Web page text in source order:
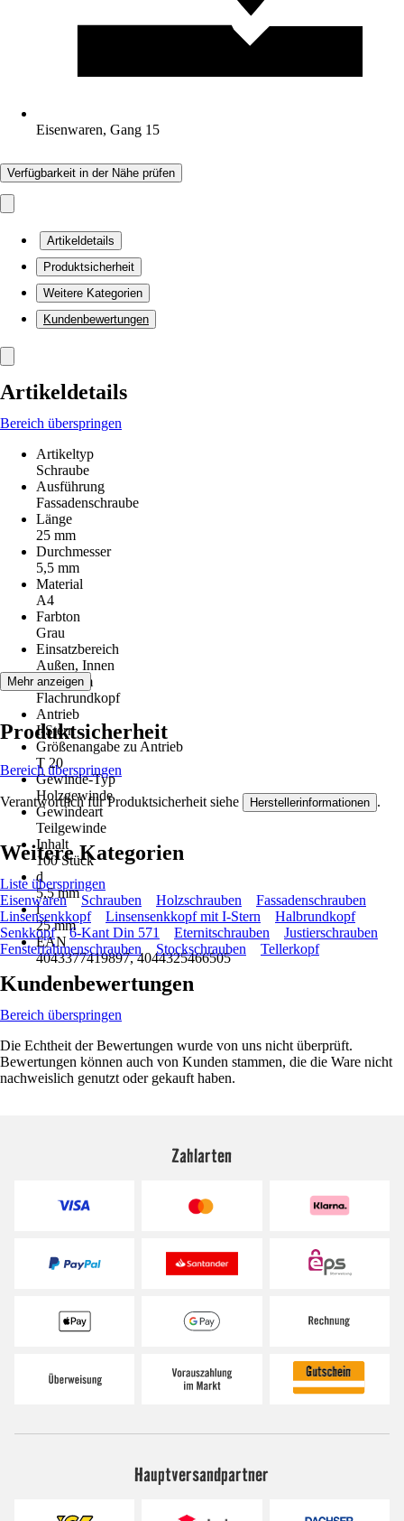
Eisenwaren, Gang 15
Verfügbarkeit in der Nähe prüfen
Artikeldetails
Produktsicherheit
Weitere Kategorien
Kundenbewertungen
Artikeldetails
Bereich überspringen
Artikeltyp
Schraube
Ausführung
Fassadenschraube
Länge
25 mm
Durchmesser
5,5 mm
Material
A4
Farbton
Grau
Einsatzbereich
Außen, Innen
Kopfform
Flachrundkopf
Antrieb
I-Stern
Größenangabe zu Antrieb
T 20
Gewinde-Typ
Holzgewinde
Gewindeart
Teilgewinde
Inhalt
100 Stück
d
5,5 mm
l
25 mm
EAN
4043377419897, 4044325466505
Mehr anzeigen
Produktsicherheit
Bereich überspringen
Verantwortlich für Produktsicherheit siehe Herstellerinformationen .
Weitere Kategorien
Liste überspringen
Eisenwaren
Schrauben Holzschrauben
Fassadenschrauben
Linsensenkkopf
Linsensenkkopf mit I-Stern
Halbrundkopf
Senkkopf
6-Kant Din 571 Eternitschrauben
Justierschrauben
Fensterrahmenschrauben
Stockschrauben Tellerkopf
Kundenbewertungen
Bereich überspringen
Die Echtheit der Bewertungen wurde von uns nicht überprüft.
Bewertungen können auch von Kunden stammen, die die Ware nicht
nachweislich genutzt oder gekauft haben.
Zahlarten
Hauptversandpartner